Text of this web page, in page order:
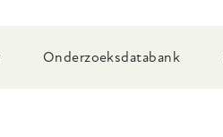
Onderzoeksdatabank